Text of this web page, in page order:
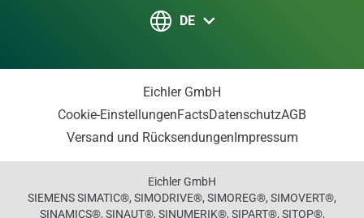
DE
Eichler GmbH
Cookie-EinstellungenFactsDatenschutzAGB
Versand und RücksendungenImpressum
Eichler GmbH
SIEMENS SIMATIC®, SIMODRIVE®, SIMOREG®, SIMOVERT®,
SINAMICS®, SINAUT®, SINUMERIK®, SIPART®, SITOP®,